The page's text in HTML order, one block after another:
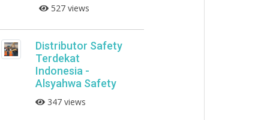
527 views
Distributor Safety
Terdekat
Indonesia -
Alsyahwa Safety
347 views